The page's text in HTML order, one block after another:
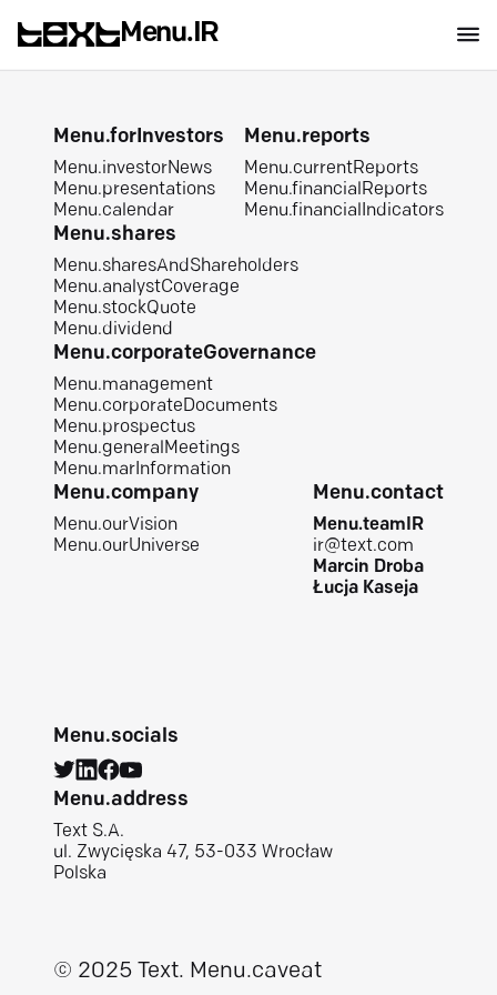
Menu.IR
Menu.forInvestors
Menu.investorNews
Menu.presentations
Menu.calendar
Menu.reports
Menu.currentReports
Menu.financialReports
Menu.financialIndicators
Menu.shares
Menu.sharesAndShareholders
Menu.analystCoverage
Menu.stockQuote
Menu.dividend
Menu.corporateGovernance
Menu.management
Menu.corporateDocuments
Menu.prospectus
Menu.generalMeetings
Menu.marInformation
Menu.company
Menu.ourVision
Menu.ourUniverse
Menu.contact
Menu.teamIR
ir@text.com
Marcin Droba
Łucja Kaseja
Menu.socials
Menu.address
Text S.A.
ul. Zwycięska 47, 53-033 Wrocław
Polska
© 2025 Text. Menu.caveat